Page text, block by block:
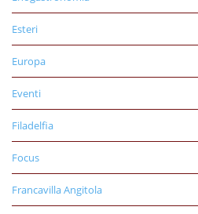
Esteri
Europa
Eventi
Filadelfia
Focus
Francavilla Angitola